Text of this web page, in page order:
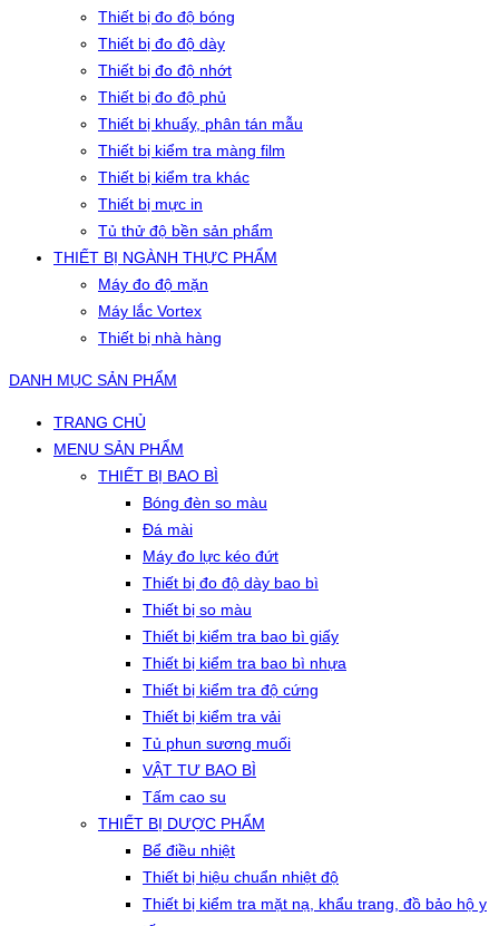
Thiết bị đo độ bóng
Thiết bị đo độ dày
Thiết bị đo độ nhớt
Thiết bị đo độ phủ
Thiết bị khuấy, phân tán mẫu
Thiết bị kiểm tra màng film
Thiết bị kiểm tra khác
Thiết bị mực in
Tủ thử độ bền sản phẩm
THIẾT BỊ NGÀNH THỰC PHẨM
Máy đo độ mặn
Máy lắc Vortex
Thiết bị nhà hàng
DANH MỤC SẢN PHẨM
TRANG CHỦ
MENU SẢN PHẨM
THIẾT BỊ BAO BÌ
Bóng đèn so màu
Đá mài
Máy đo lực kéo đứt
Thiết bị đo độ dày bao bì
Thiết bị so màu
Thiết bị kiểm tra bao bì giấy
Thiết bị kiểm tra bao bì nhựa
Thiết bị kiểm tra độ cứng
Thiết bị kiểm tra vải
Tủ phun sương muối
VẬT TƯ BAO BÌ
Tấm cao su
THIẾT BỊ DƯỢC PHẨM
Bể điều nhiệt
Thiết bị hiệu chuẩn nhiệt độ
Thiết bị kiểm tra mặt nạ, khẩu trang, đồ bảo hộ y